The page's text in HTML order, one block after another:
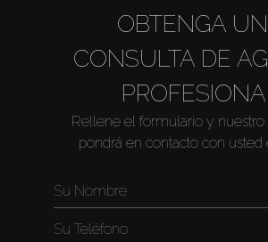
OBTENGA
CONSULTA DE
Rellene el formulario y nuestro
pondrá en contacto con usted